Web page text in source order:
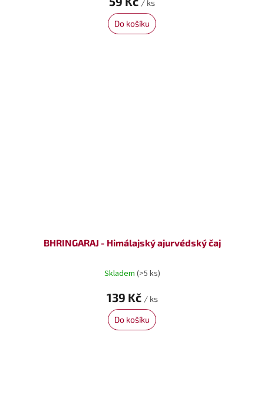
/ ks
Do košíku
BHRINGARAJ - Himálajský ajurvédský čaj
Skladem (>5 ks)
139 Kč / ks
Do košíku